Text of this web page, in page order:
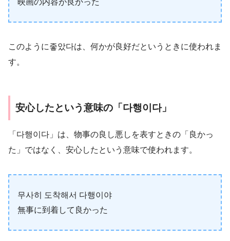
このように좋았다は、何かが良好だというときに使われま
す。
安心したという意味の「다행이다」
「다행이다」は、物事の良し悪しを表すときの「良かっ
た」ではなく、安心したという意味で使われます。
무사히 도착해서 다행이야
無事に到着して良かった